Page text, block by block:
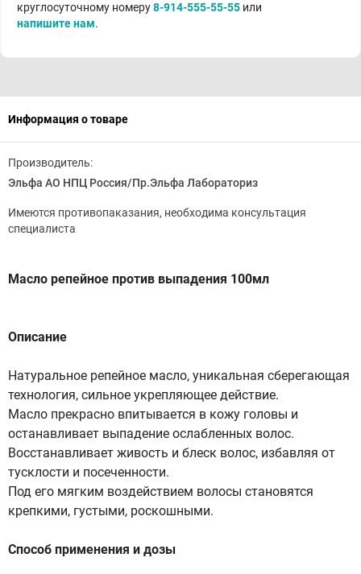
круглосуточному номеру8-914-555-55-55 или
напишите нам.
Информация о товаре
Производитель:
Эльфа АО НПЦ Россия/Пр.Эльфа Лабораториз
Имеются противопаказания, необходима консультация
специалиста
Масло репейное против выпадения 100мл
Описание
Натуральное репейное масло, уникальная сберегающая
технология, сильное укрепляющее действие.
Масло прекрасно впитывается в кожу головы и
останавливает выпадение ослабленных волос.
Восстанавливает живость и блеск волос, избавляя от
тусклости и посеченности.
Под его мягким воздействием волосы становятся
крепкими, густыми, роскошными.
Способ применения и дозы